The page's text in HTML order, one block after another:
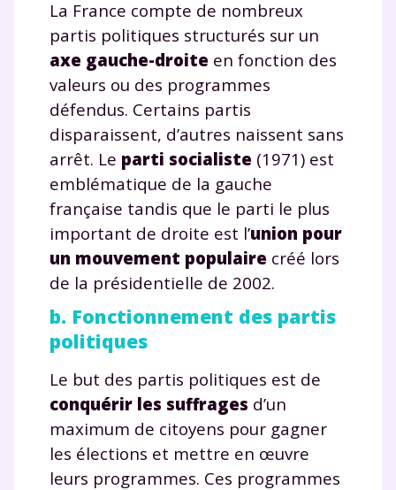
La France compte de nombreux
partis politiques structurés sur un
axe gauche-droite en fonction des
valeurs ou des programmes
défendus. Certains partis
disparaissent, d’autres naissent sans
arrêt. Le parti socialiste (1971) est
emblématique de la gauche
française tandis que le parti le plus
important de droite est l’union pour
un mouvement populaire créé lors
de la présidentielle de 2002.
b. Fonctionnement des partis
politiques
Le but des partis politiques est de
conquérir les suffrages d’un
maximum de citoyens pour gagner
les élections et mettre en œuvre
leurs programmes. Ces programmes